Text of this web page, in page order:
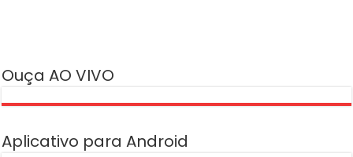
Ouça AO VIVO
Aplicativo para Android